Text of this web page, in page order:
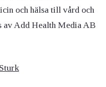
och hälsa till vård och
av Add Health Media AB